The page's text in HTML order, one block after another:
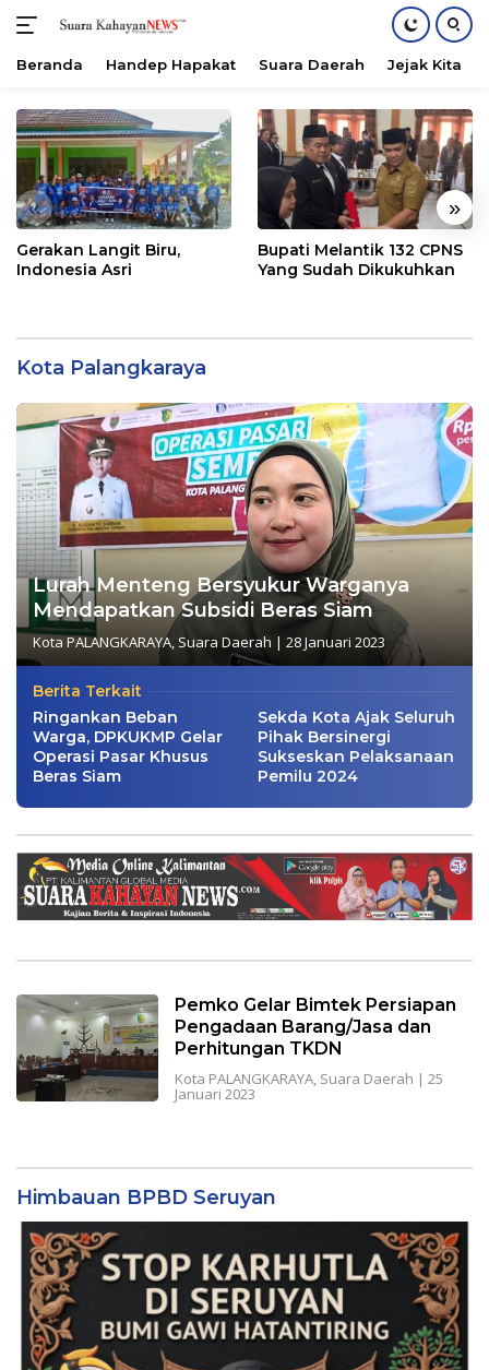
konten
Beranda Handep Hapakat Suara Daerah Jejak Kita
« »
Gerakan Langit Biru,
Indonesia Asri
Bupati Melantik 132 CPNS
Yang Sudah Dikukuhkan
Kota Palangkaraya
Lurah Menteng Bersyukur Warganya
Mendapatkan Subsidi Beras Siam
Kota PALANGKARAYA,Suara Daerah | 28 Januari 2023
Berita Terkait
Ringankan Beban
Warga, DPKUKMP Gelar
Operasi Pasar Khusus
Beras Siam
Sekda Kota Ajak Seluruh
Pihak Bersinergi
Sukseskan Pelaksanaan
Pemilu 2024
Pemko Gelar Bimtek Persiapan
Pengadaan Barang/Jasa dan
Perhitungan TKDN
Kota PALANGKARAYA, Suara Daerah | 25
Januari 2023
Himbauan BPBD Seruyan